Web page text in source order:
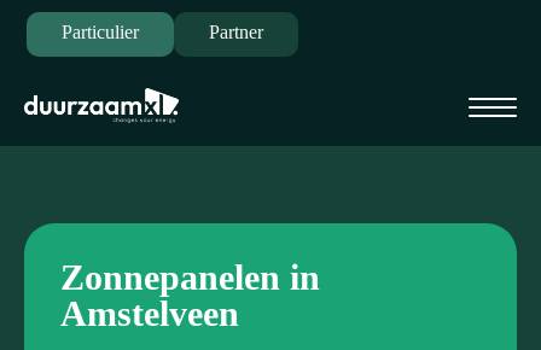
Particulier Partner
Zonnepanelen in
Amstelveen